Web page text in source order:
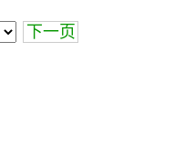
下一页